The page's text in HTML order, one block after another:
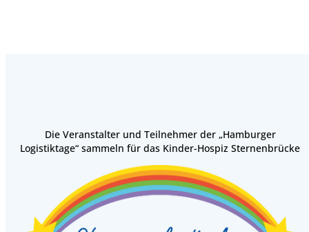
Die Veranstalter und Teilnehmer der „Hamburger
Logistiktage“ sammeln für das Kinder-Hospiz Sternenbrücke